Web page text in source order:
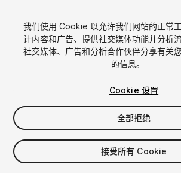
1/7
$19.90
增值税将在结算时计算
我们使用 Cookie 以允许我们网站的正常
计内容和广告、提供社交媒体功能并分析
社交媒体、广告和分析合作伙伴分享有关
的信息。
Cookie 设置
全部拒绝
接受所有 Cookie